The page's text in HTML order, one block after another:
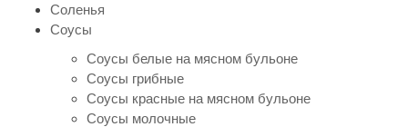
Соленья
Соусы
Соусы белые на мясном бульоне
Соусы грибные
Соусы красные на мясном бульоне
Соусы молочные